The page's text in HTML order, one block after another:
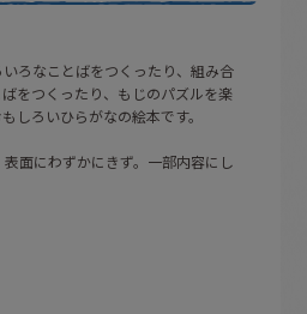
ろなことばをつくったり、組み合
をつくったり、もじのパズルを楽
しろいひらがなの絵本です。
面にわずかにきず。一部内容にし